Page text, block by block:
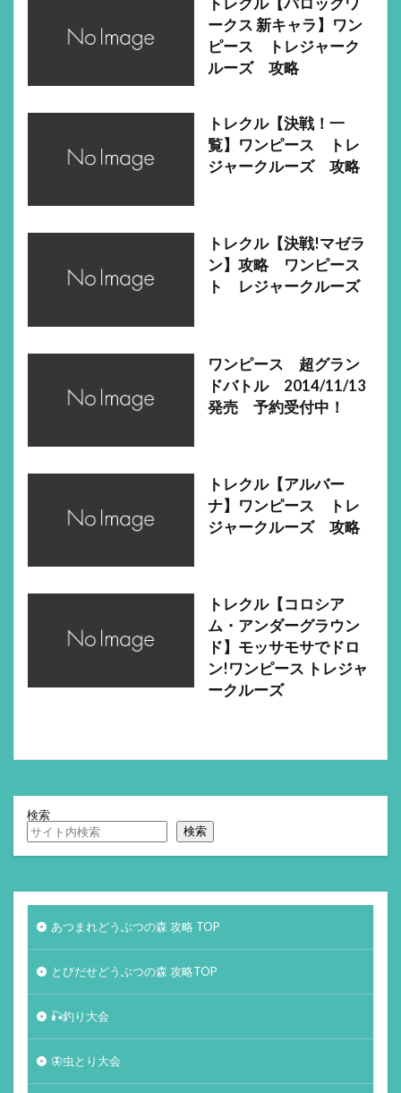
ークス 新キャラ】ワン
ピース トレジャーク
ルーズ 攻略
トレクル【決戦！一
覧】ワンピース トレ
ジャークルーズ 攻略
トレクル【決戦!マゼラ
ン】攻略 ワンピース
ト レジャークルーズ
ワンピース 超グラン
ドバトル 2014/11/13
発売 予約受付中！
トレクル【アルバー
ナ】ワンピース トレ
ジャークルーズ 攻略
トレクル【コロシア
ム・アンダーグラウン
ド】モッサモサでドロ
ン!ワンピース トレジャ
ークルーズ
検索
検索
あつまれどうぶつの森 攻略 TOP
とびだせどうぶつの森 攻略TOP
🎣釣り大会
🦋虫とり大会